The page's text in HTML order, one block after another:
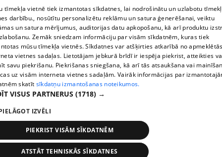
комментариев
TВ-программа
Условия договора
360 Ziņu kontakti
Helio Media
Служба помощи портала: э-почта -
All rights reserved.
tīmekļa vietnē tiek izmantotas sīkdatnes, lai nodrošinātu un uzlabotu
darbību., nosūtītu personalizētu reklāmu un satura ģenerēšanai, veiktu
un satura mērījumus, auditorijas datu apkopošanu, kā arī produktu
Zemāk sniedzam informāciju par visām sīkdatnēm, kuras tiek
mūsu tīmekļa vietnēs. Sīkdatnes var atšķirties atkarībā no
vietnes sadaļas. Lietotājam jebkurā brīdī ir iespēja piekrist, atteikties
savu piekrišanu. Piekrišanas sniegšana, kā arī tās atsaukšana vai
uz visām interneta vietnes sadaļām. Vairāk informācijas par
skatīt sīkdatņu izmantošanas noteikumos.
VISUS PARTNERUS (1718) →
IZVĒLI
PIEKRIST VISĀM SĪKDATNĒM
ATSTĀT TEHNISKĀS SĪKDATNES